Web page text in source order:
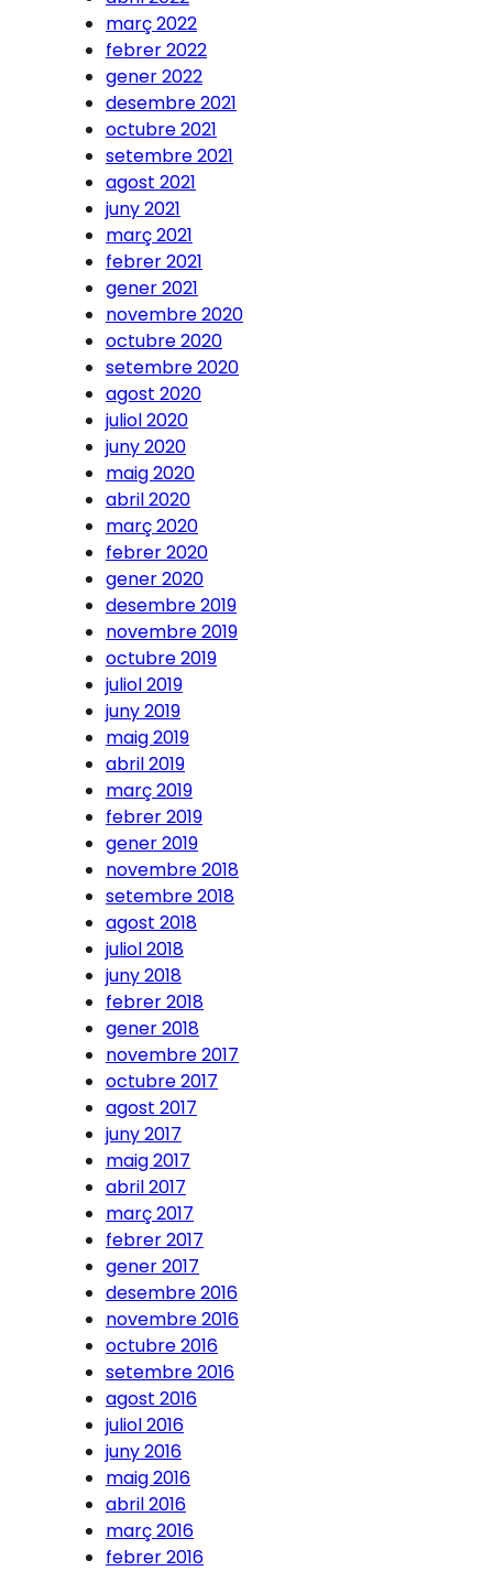
març 2022
febrer 2022
gener 2022
desembre 2021
octubre 2021
setembre 2021
agost 2021
juny 2021
març 2021
febrer 2021
gener 2021
novembre 2020
octubre 2020
setembre 2020
agost 2020
juliol 2020
juny 2020
maig 2020
abril 2020
març 2020
febrer 2020
gener 2020
desembre 2019
novembre 2019
octubre 2019
juliol 2019
juny 2019
maig 2019
abril 2019
març 2019
febrer 2019
gener 2019
novembre 2018
setembre 2018
agost 2018
juliol 2018
juny 2018
febrer 2018
gener 2018
novembre 2017
octubre 2017
agost 2017
juny 2017
maig 2017
abril 2017
març 2017
febrer 2017
gener 2017
desembre 2016
novembre 2016
octubre 2016
setembre 2016
agost 2016
juliol 2016
juny 2016
maig 2016
abril 2016
març 2016
febrer 2016